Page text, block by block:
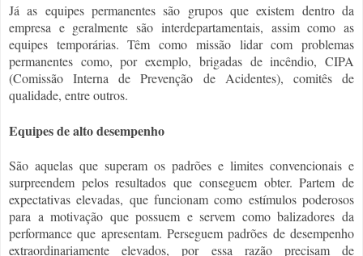
Já as equipes permanentes são grupos que existem dentro da
empresa e geralmente são interdepartamentais, assim como as
equipes temporárias. Têm como missão lidar com problemas
permanentes como, por exemplo, brigadas de incêndio, CIPA
(Comissão Interna de Prevenção de Acidentes), comitês de
qualidade, entre outros.
Equipes de alto desempenho
São aquelas que superam os padrões e limites convencionais e
surpreendem pelos resultados que conseguem obter. Partem de
expectativas elevadas, que funcionam como estímulos poderosos
para a motivação que possuem e servem como balizadores da
performance que apresentam. Perseguem padrões de desempenho
extraordinariamente elevados, por essa razão precisam de